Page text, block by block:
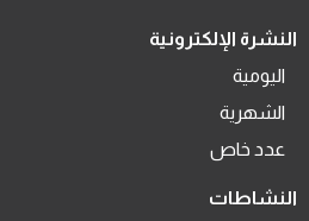
النشرة الإلكترونية
اليومية
الشهرية
عدد خاص
النشاطات